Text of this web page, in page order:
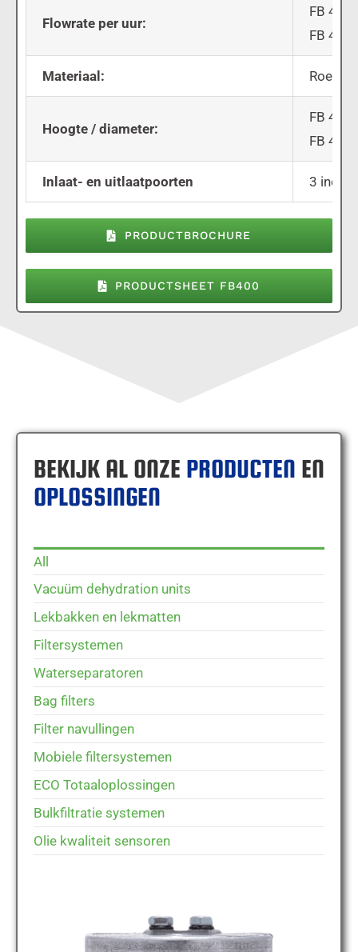
Flowrate per uur:
FB
FB
Materiaal:
Hoogte / diameter:
FB
FB
Inlaat- en uitlaatpoorten 3 inch
PRODUCTBROCHURE
PRODUCTSHEET FB400
BEKIJK AL ONZE PRODUCTEN EN
OPLOSSINGEN
All
Vacuüm dehydration units
Lekbakken en lekmatten
Filtersystemen
Waterseparatoren
Bag filters
Filter navullingen
Mobiele filtersystemen
ECO Totaaloplossingen
Bulkfiltratie systemen
Olie kwaliteit sensoren